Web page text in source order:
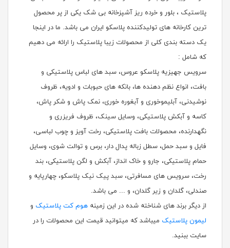
پلاستیک ، بلور و خرده ریز آشپزخانه بی شک یکی از پر محصول
ترین کارخانه های تولیدکننده پلاسکو ایران می باشد. ما در اینجا
یک دسته بندی کلی از محصولات زیبا پلاستیک را ارائه می دهیم
که شامل :
سرویس جهیزیه پلاسکو عروس، سبد های لباس پلاستیکی و
بافت، انواع نظم دهنده ها، بانکه های حبوبات و ادویه، ظروف
نوشیدنی، آبلیموخوری و آبغوره خوری، نمک پاش و شکر پاش،
کاسه و آبکش پلاستیکی، وسایل سینک، ظروف فریزری و
نگهدارنده، محصولات بافت پلاستیکی، رخت آویز و چوب لباسی،
فایل و سبد حمل، سطل زباله پدال دار، برس و توالت شوی، وسایل
حمام پلاستیکی، جارو و خاک انداز، آبکش و لگن پلاستیکی، بند
رخت، سرویس های مسافرتی، سبد پیک نیک پلاسکو، چهارپایه و
صندلی، گلدان و زیر گلدان، و ... می باشد.
از دیگر برند های شناخته شده در این زمینه هوم کت پلاستیک و
لیمون پلاستیک میباشد که میتوانید قیمت این محصولات را در
سایت ببنید.